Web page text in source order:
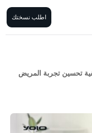
اطلب نسختك
تحسين تجربة المريض